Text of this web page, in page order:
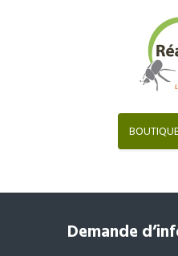
Demande